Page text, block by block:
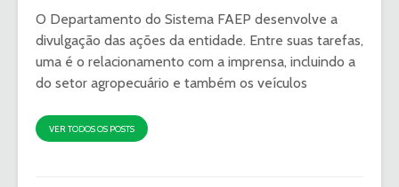
O Departamento do Sistema FAEP desenvolve a
divulgação das ações da entidade. Entre suas tarefas,
uma é o relacionamento com a imprensa, incluindo a
do setor agropecuário e também os veículos
VER TODOS OS POSTS